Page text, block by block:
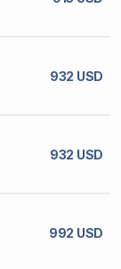
932 USD
932 USD
992 USD